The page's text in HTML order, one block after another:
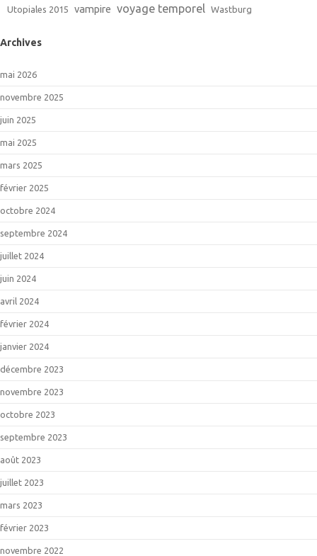
Utopiales 2015 vampire voyage temporel Wastburg
Archives
mai 2026
novembre 2025
juin 2025
mai 2025
mars 2025
février 2025
octobre 2024
septembre 2024
juillet 2024
juin 2024
avril 2024
février 2024
janvier 2024
décembre 2023
novembre 2023
octobre 2023
septembre 2023
août 2023
juillet 2023
mars 2023
février 2023
novembre 2022